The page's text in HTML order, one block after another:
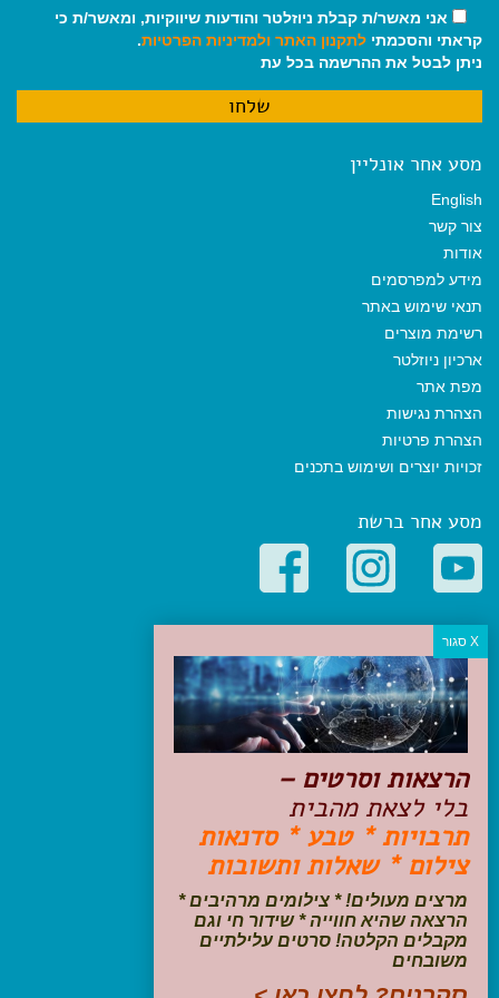
אני מאשר/ת קבלת ניוזלטר והודעות שיווקיות, ומאשר/ת כי
קראתי והסכמתי לתקנון האתר ולמדיניות הפרטיות.
ניתן לבטל את ההרשמה בכל עת
מסע אחר אונליין
English
צור קשר
אודות
מידע למפרסמים
תנאי שימוש באתר
רשימת מוצרים
ארכיון ניוזלטר
מפת אתר
הצהרת נגישות
הצהרת פרטיות
זכויות יוצרים ושימוש בתכנים
מסע אחר ברשת
קטגוריות פופולריות
יעדים
טיולים בישראל
מלונות בוטיק בישראל
טיפים והמלצות
הכנות לנסיעה
טיולי ג'יפים
טיולים עם ילדים
שייט, הפלגות, קרוזים
עקבו אחרינו בפייסבוק
הרצאות וסרטים –
בלי לצאת מהבית
תרבויות * טבע * סדנאות
צילום * שאלות ותשובות
מרצים מעולים! * צילומים מרהיבים *
הרצאה שהיא חווייה * שידור חי וגם
מקבלים הקלטה! סרטים עלילתיים
משובחים